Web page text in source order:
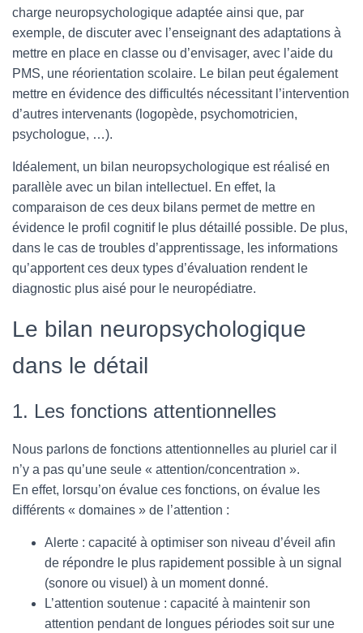
charge neuropsychologique adaptée ainsi que, par
exemple, de discuter avec l’enseignant des adaptations à
mettre en place en classe ou d’envisager, avec l’aide du
PMS, une réorientation scolaire. Le bilan peut également
mettre en évidence des difficultés nécessitant l’intervention
d’autres intervenants (logopède, psychomotricien,
psychologue, …).
Idéalement, un bilan neuropsychologique est réalisé en
parallèle avec un bilan intellectuel. En effet, la
comparaison de ces deux bilans permet de mettre en
évidence le profil cognitif le plus détaillé possible. De plus,
dans le cas de troubles d’apprentissage, les informations
qu’apportent ces deux types d’évaluation rendent le
diagnostic plus aisé pour le neuropédiatre.
Le bilan neuropsychologique
dans le détail
1. Les fonctions attentionnelles
Nous parlons de fonctions attentionnelles au pluriel car il
n’y a pas qu’une seule « attention/concentration ».
En effet, lorsqu’on évalue ces fonctions, on évalue les
différents « domaines » de l’attention :
Alerte : capacité à optimiser son niveau d’éveil afin
de répondre le plus rapidement possible à un signal
(sonore ou visuel) à un moment donné.
L’attention soutenue : capacité à maintenir son
attention pendant de longues périodes soit sur une